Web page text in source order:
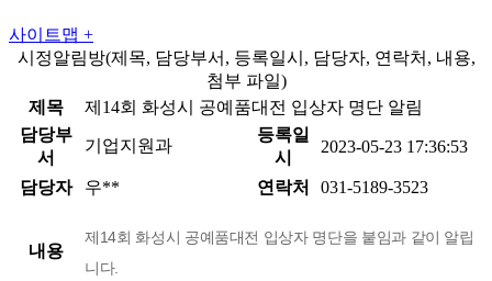
사이트맵 +
시정알림방(제목, 담당부서, 등록일시, 담당자, 연락처, 내용,
첨부 파일)
제목
제14회 화성시 공예품대전 입상자 명단 알림
담당부
서
기업지원과
등록일
시
2023-05-23 17:36:53
담당자 우** 연락처 031-5189-3523
내용
제14회 화성시 공예품대전 입상자 명단을 붙임과 같이 알립
니다.